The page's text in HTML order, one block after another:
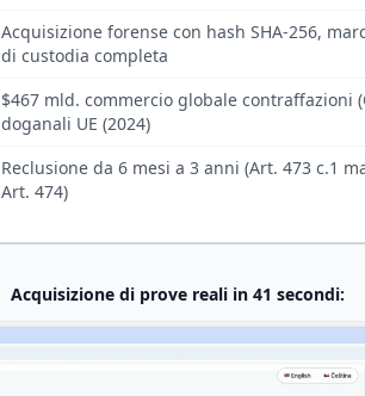
Acquisizione forense con hash SHA-256,
di custodia completa
$467 mld. commercio globale contraffazioni
doganali UE (2024)
Reclusione da 6 mesi a 3 anni (Art. 473 c.1
Art. 474)
Acquisizione di prove reali in 41 secondi: